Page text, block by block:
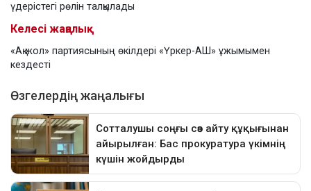
үдерістегі рөлін талқылады
Келесі жаңалық
«Ақ жол» партиясының өкілдері «Үркер-АШ» ұжымымен
кездесті